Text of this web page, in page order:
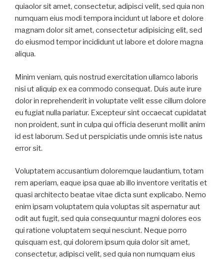
quiaolor sit amet, consectetur, adipisci velit, sed quia non
numquam eius modi tempora incidunt ut labore et dolore
magnam dolor sit amet, consectetur adipisicing elit, sed
do eiusmod tempor incididunt ut labore et dolore magna
aliqua.
Minim veniam, quis nostrud exercitation ullamco laboris
nisi ut aliquip ex ea commodo consequat. Duis aute irure
dolor in reprehenderit in voluptate velit esse cillum dolore
eu fugiat nulla pariatur. Excepteur sint occaecat cupidatat
non proident, sunt in culpa qui officia deserunt mollit anim
id est laborum. Sed ut perspiciatis unde omnis iste natus
error sit.
Voluptatem accusantium doloremque laudantium, totam
rem aperiam, eaque ipsa quae ab illo inventore veritatis et
quasi architecto beatae vitae dicta sunt explicabo. Nemo
enim ipsam voluptatem quia voluptas sit aspernatur aut
odit aut fugit, sed quia consequuntur magni dolores eos
qui ratione voluptatem sequi nesciunt. Neque porro
quisquam est, qui dolorem ipsum quia dolor sit amet,
consectetur, adipisci velit, sed quia non numquam eius